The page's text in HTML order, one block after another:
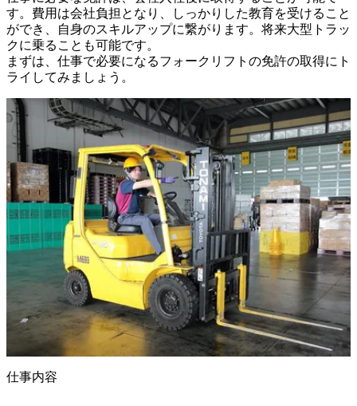
す。費用は会社負担となり、しっかりした教育を受けること
ができ、自身のスキルアップに繋がります。将来大型トラッ
クに乗ることも可能です。
まずは、仕事で必要になるフォークリフトの免許の取得にト
ライしてみましょう。
仕事内容